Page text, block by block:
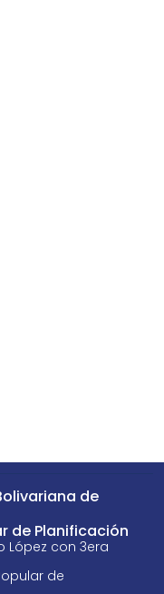
de
de Planificación
López con 3era
de